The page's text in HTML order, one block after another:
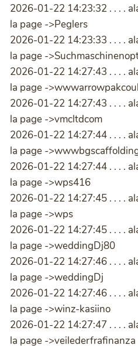
2026-01-22 14:23:32 . . . .
la page ->Peglers
2026-01-22 14:23:33 . . . .
la page -
2026-01-22 14:27:43 . . . .
la page -
2026-01-22 14:27:43 . . . .
la page ->vmcltdcom
2026-01-22 14:27:44 . . . .
la page -
2026-01-22 14:27:44 . . . .
la page ->wps416
2026-01-22 14:27:45 . . . .
la page ->wps
2026-01-22 14:27:45 . . . .
la page ->weddingDj80
2026-01-22 14:27:46 . . . .
la page ->weddingDj
2026-01-22 14:27:46 . . . .
la page ->winz-kasiino
2026-01-22 14:27:47 . . . .
la page ->veilederfrafinanza